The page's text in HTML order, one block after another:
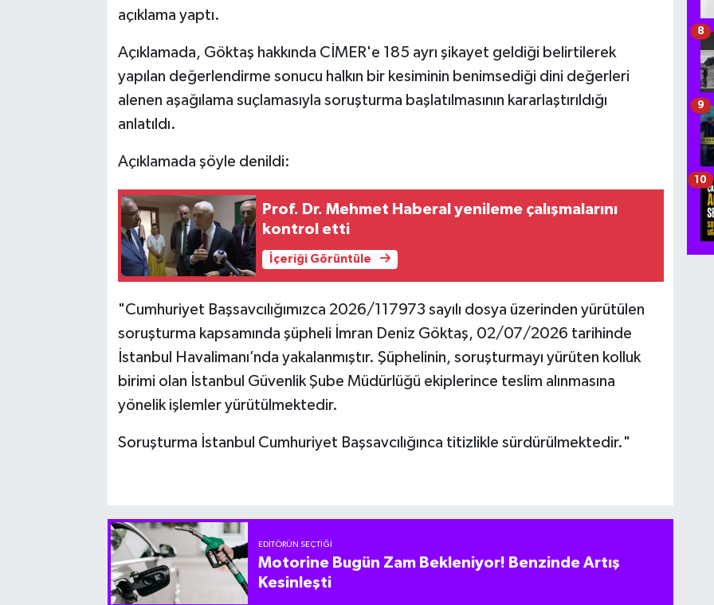
açıklama yaptı.
Açıklamada, Göktaş hakkında CİMER'e 185 ayrı şikayet geldiği belirtilerek
yapılan değerlendirme sonucu halkın bir kesiminin benimsediği dini değerleri
alenen aşağılama suçlamasıyla soruşturma başlatılmasının kararlaştırıldığı
anlatıldı.
Açıklamada şöyle denildi:
Prof. Dr. Mehmet Haberal yenileme çalışmalarını
kontrol etti
İçeriği Görüntüle
"Cumhuriyet Başsavcılığımızca 2026/117973 sayılı dosya üzerinden yürütülen
soruşturma kapsamında şüpheli İmran Deniz Göktaş, 02/07/2026 tarihinde
İstanbul Havalimanı’nda yakalanmıştır. Şüphelinin, soruşturmayı yürüten kolluk
birimi olan İstanbul Güvenlik Şube Müdürlüğü ekiplerince teslim alınmasına
yönelik işlemler yürütülmektedir.
Soruşturma İstanbul Cumhuriyet Başsavcılığınca titizlikle sürdürülmektedir."
EDITÖRÜN SEÇTIĞI
Motorine Bugün Zam Bekleniyor! Benzinde Artış
Kesinleşti
8
9
10